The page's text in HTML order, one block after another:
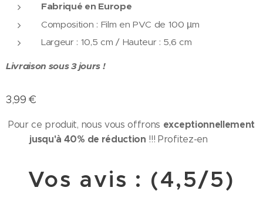
Fabriqué en Europe
Composition : Film en PVC de 100 µm
Largeur : 10,5 cm / Hauteur : 5,6 cm
Livraison sous 3 jours !
3,99 €
Pour ce produit, nous vous offrons exceptionnellement
jusqu'à 40% de réduction !!! Profitez-en 🎉😉
Vos avis : (4,5/5)